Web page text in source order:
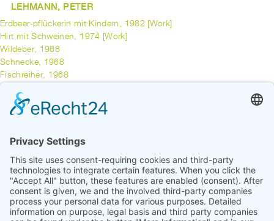
LEHMANN, PETER
Erdbeer-pflückerin mit Kindern, 1982 [Work]
Hirt mit Schweinen, 1974 [Work]
Wildeber, 1968
Schnecke, 1968
Fischreiher, 1968
Seelöwen, 1964
Fischotter, 1959
Storch, 1957
1
4
5
6
7
8